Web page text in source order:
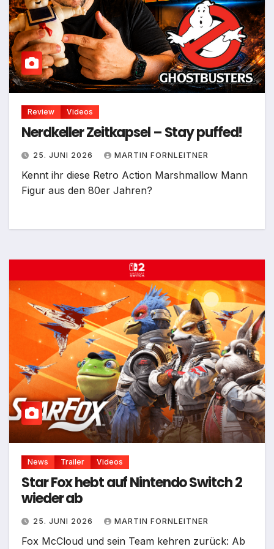
Review Videos
Nerdkeller Zeitkapsel – Stay puffed!
25. JUNI 2026 MARTIN FORNLEITNER
Kennt ihr diese Retro Action Marshmallow Mann
Figur aus den 80er Jahren?
News Trailer Videos
Star Fox hebt auf Nintendo Switch 2
wieder ab
25. JUNI 2026 MARTIN FORNLEITNER
Fox McCloud und sein Team kehren zurück: Ab